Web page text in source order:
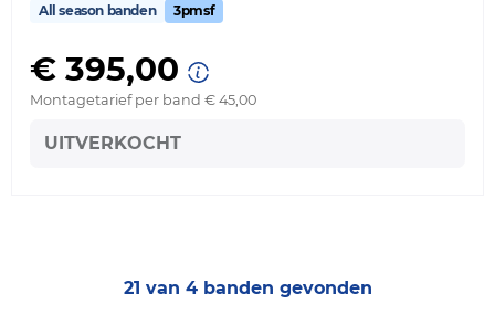
All season banden 3pmsf
€ 395,00
Montagetarief per band € 45,00
UITVERKOCHT
21 van 4 banden gevonden